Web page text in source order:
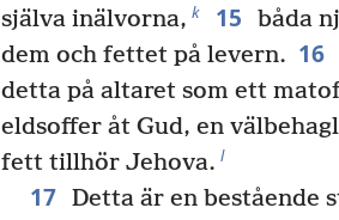
själva inälvorna, k 15
båda
dem och fettet på levern. 16
detta på altaret som ett
eldsoffer åt Gud, en
fett tillhör Jehova. l
17 Detta är en bestående